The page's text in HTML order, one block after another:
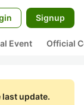
Signup
Event Official
last update.